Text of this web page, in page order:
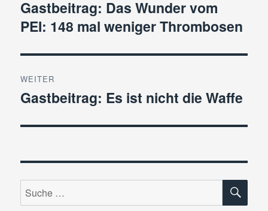
Vorheriger
Beitrag:
Gastbeitrag: Das Wunder vom
PEI: 148 mal weniger Thrombosen
WEITER
Nächster
Gastbeitrag: Es ist nicht die Waffe
Suche
nach: